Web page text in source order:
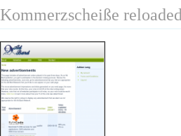
AM
Kommerzscheiße reloaded